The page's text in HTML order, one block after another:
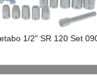
1/2" SR 120 Set